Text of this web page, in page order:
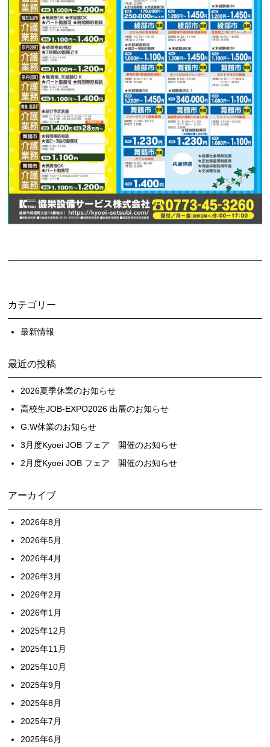
カテゴリー
最新情報
最近の投稿
2026夏季休業のお知らせ
高校生JOB-EXPO2026 出展のお知らせ
G.W休業のお知らせ
3月度Kyoei JOB フェア 開催のお知らせ
2月度Kyoei JOB フェア 開催のお知らせ
アーカイブ
2026年8月
2026年5月
2026年4月
2026年3月
2026年2月
2026年1月
2025年12月
2025年11月
2025年10月
2025年9月
2025年8月
2025年7月
2025年6月